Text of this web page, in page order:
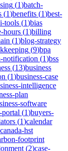
(1)batch-
(1)benefits (1)best-
tools (1)bias
hours (1)billing
(1)blog-strategy
(9)bpa
notification (1)bss
(13)business
(1)business-case
intelligence
plan
software
portal (1)buyers-
(1)calendar
canada-hst
footprint
(2)case-